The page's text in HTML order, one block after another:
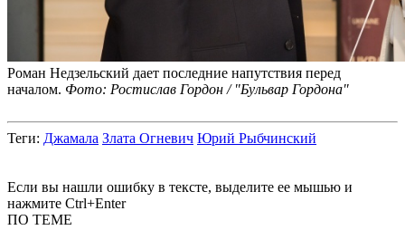
Роман Недзельский дает последние напутствия перед
началом. Фото: Ростислав Гордон / "Бульвар Гордона"
Теги: Джамала Злата Огневич Юрий Рыбчинский
Если вы нашли ошибку в тексте, выделите ее мышью и
нажмите Ctrl+Enter
ПО ТЕМЕ